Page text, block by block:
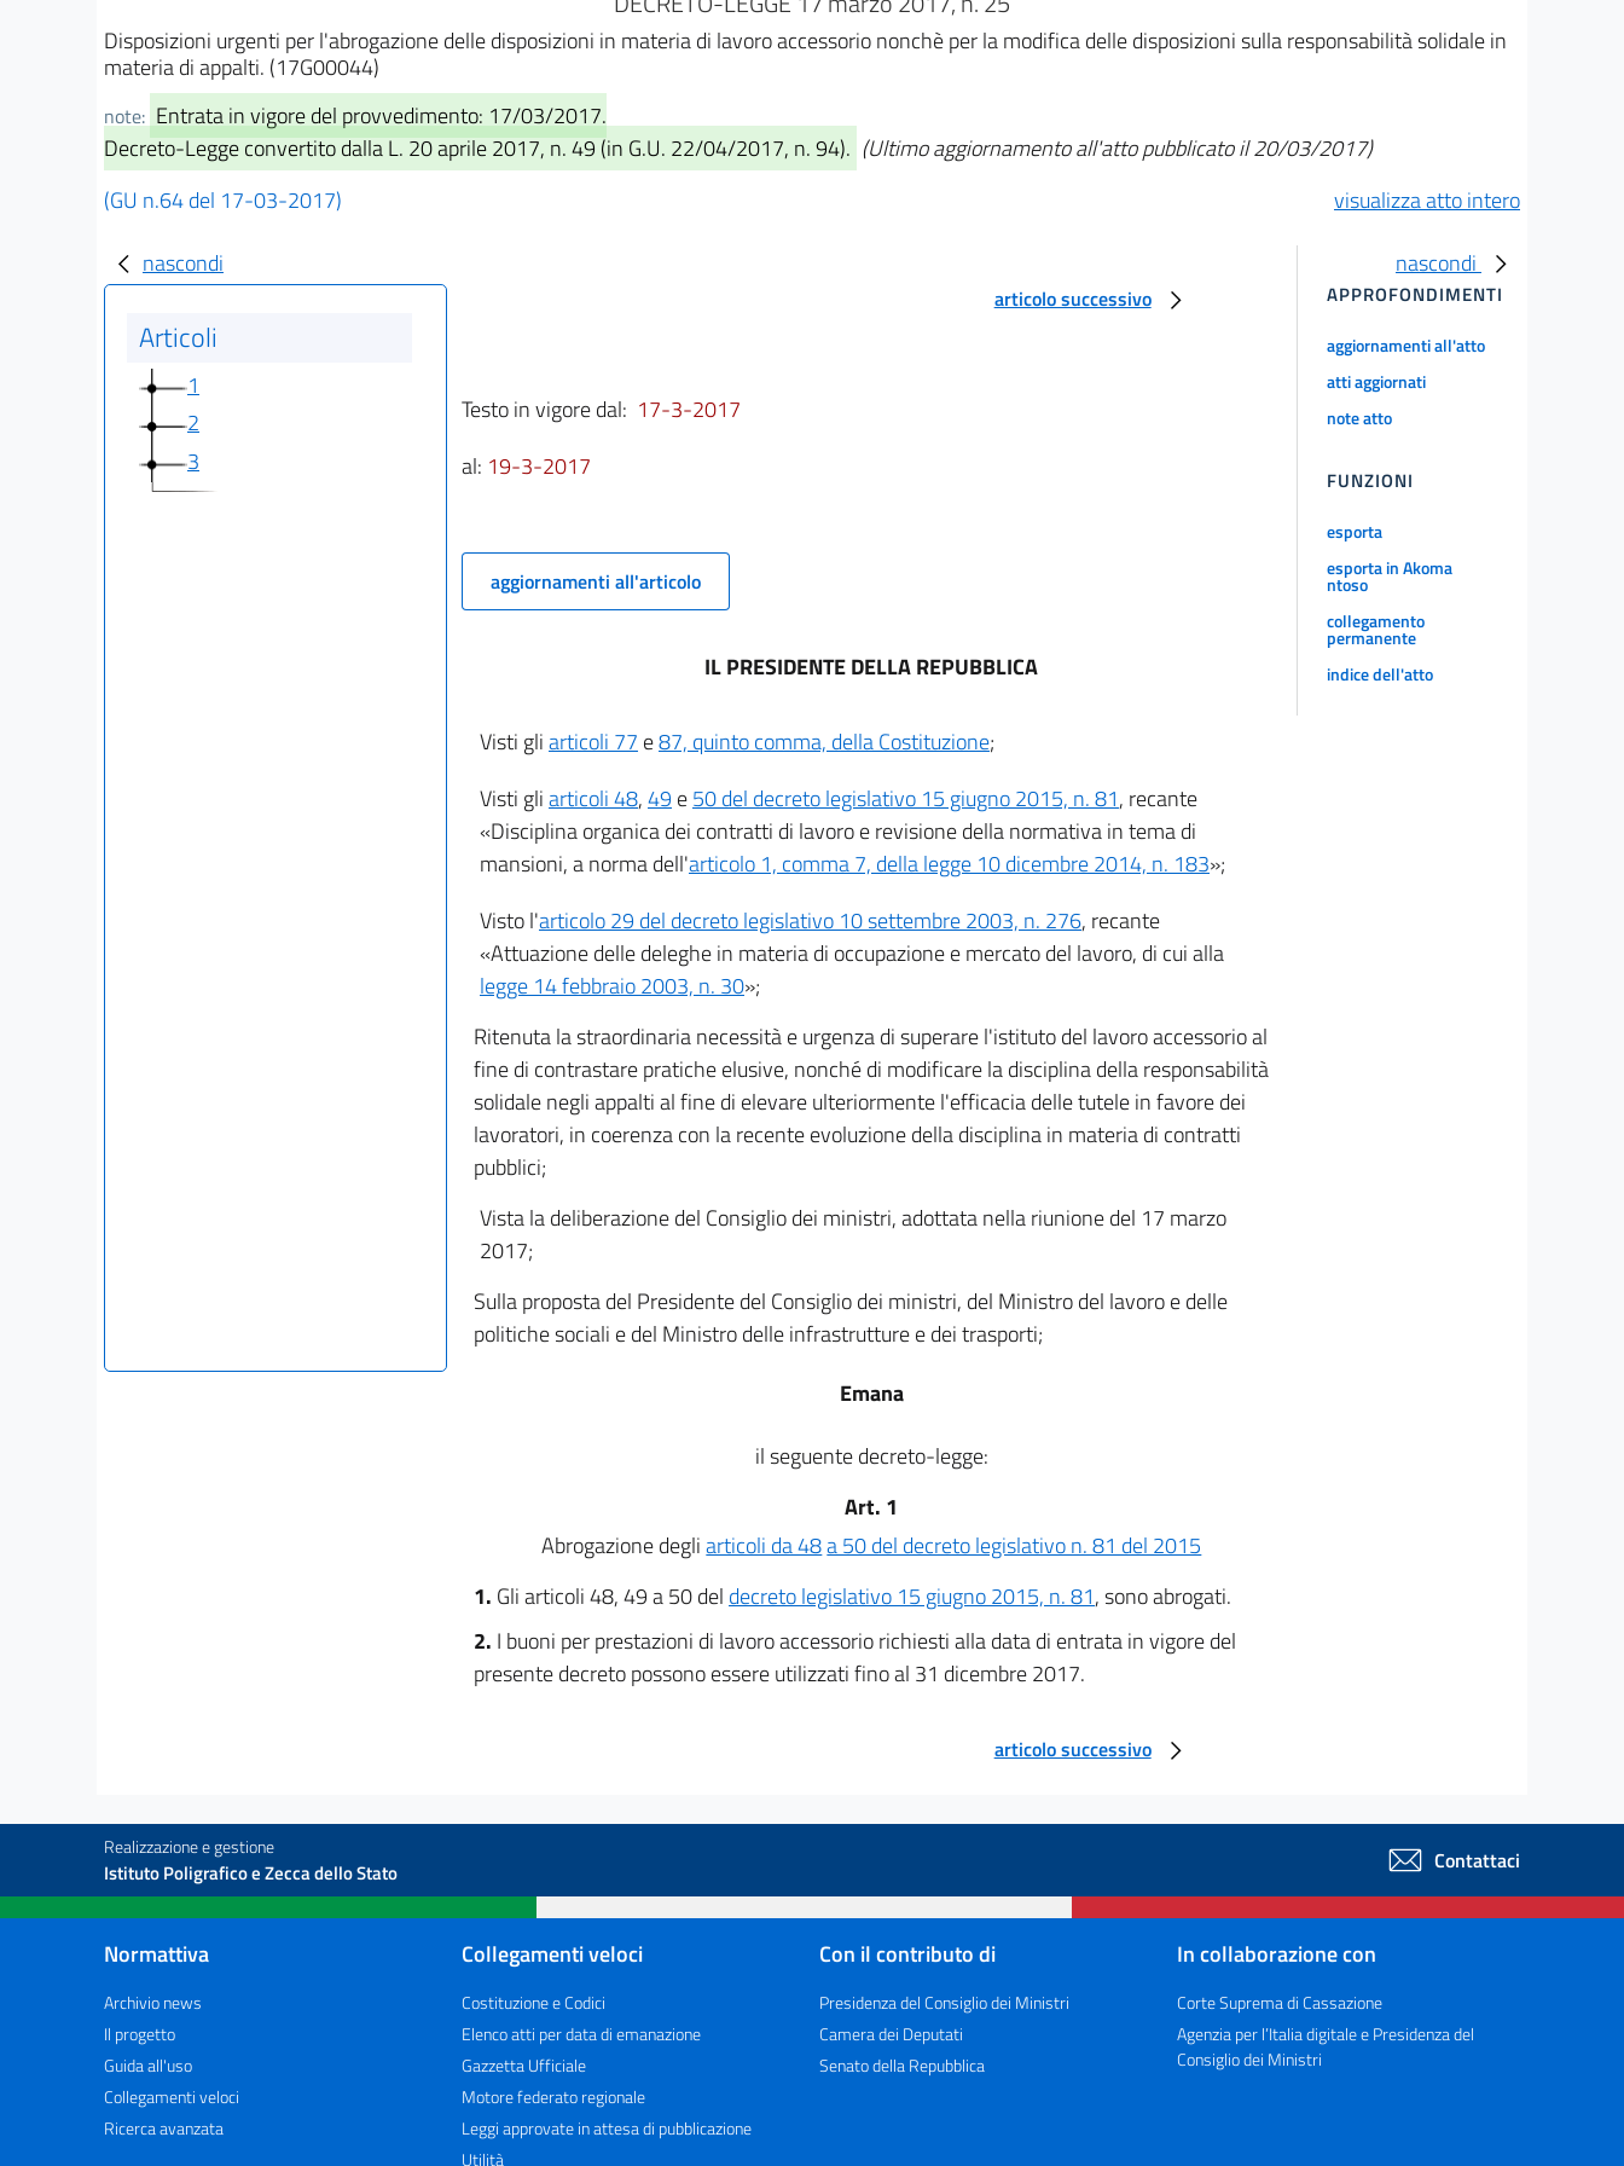
Disposizioni urgenti per l'abrogazione delle disposizioni in materia di lavoro accessorio nonchè per la modifica delle disposizioni sulla responsabilità solidale in
materia di appalti. (17G00044)
note: Entrata in vigore del provvedimento: 17/03/2017.
Decreto-Legge convertito dalla L. 20 aprile 2017, n. 49 (in G.U. 22/04/2017, n. 94). (Ultimo aggiornamento all'atto pubblicato il 20/03/2017)
(GU n.64 del 17-03-2017)
visualizza atto intero
nascondi
Articoli
1
2
3
articolo successivo
Testo in vigore dal: 17-3-2017
al: 19-3-2017
aggiornamenti all'articolo
IL PRESIDENTE DELLA REPUBBLICA
Visti gliarticoli 77 e87, quinto comma, della Costituzione;
Visti gliarticoli 48,49 e50 del decreto legislativo 15 giugno 2015, n. 81, recante
«Disciplina organica dei contratti di lavoro e revisione della normativa in tema di
mansioni, a norma dell'articolo 1, comma 7, della legge 10 dicembre 2014, n. 183»;
Visto l'articolo 29 del decreto legislativo 10 settembre 2003, n. 276, recante
«Attuazione delle deleghe in materia di occupazione e mercato del lavoro, di cui alla
legge 14 febbraio 2003, n. 30»;
Ritenuta la straordinaria necessità e urgenza di superare l'istituto del lavoro accessorio al
fine di contrastare pratiche elusive, nonché di modificare la disciplina della responsabilità
solidale negli appalti al fine di elevare ulteriormente l'efficacia delle tutele in favore dei
lavoratori, in coerenza con la recente evoluzione della disciplina in materia di contratti
pubblici;
Vista la deliberazione del Consiglio dei ministri, adottata nella riunione del 17 marzo
2017;
Sulla proposta del Presidente del Consiglio dei ministri, del Ministro del lavoro e delle
politiche sociali e del Ministro delle infrastrutture e dei trasporti;
Emana
il seguente decreto-legge:
Art. 1
Abrogazione degliarticoli da 48a 50 del decreto legislativo n. 81 del 2015
1. Gli articoli 48, 49 a 50 del decreto legislativo 15 giugno 2015, n. 81, sono abrogati.
2. I buoni per prestazioni di lavoro accessorio richiesti alla data di entrata in vigore del
presente decreto possono essere utilizzati fino al 31 dicembre 2017.
articolo successivo
nascondi
APPROFONDIMENTI
aggiornamenti all'atto
atti aggiornati
note atto
FUNZIONI
esporta
esporta in Akoma
ntoso
collegamento
permanente
indice dell'atto
Realizzazione e gestione
Istituto Poligrafico e Zecca dello Stato Contattaci
Normattiva
Archivio news
Il progetto
Guida all'uso
Collegamenti veloci
Ricerca avanzata
Collegamenti veloci
Costituzione e Codici
Elenco atti per data di emanazione
Gazzetta Ufficiale
Motore federato regionale
Leggi approvate in attesa di pubblicazione
Utilità
Con il contributo di
Presidenza del Consiglio dei Ministri
Camera dei Deputati
Senato della Repubblica
In collaborazione con
Corte Suprema di Cassazione
Agenzia per l’Italia digitale e Presidenza del
Consiglio dei Ministri